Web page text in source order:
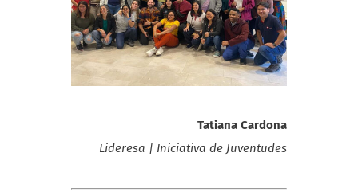
Tatiana Cardona
Lideresa | Iniciativa de Juventudes